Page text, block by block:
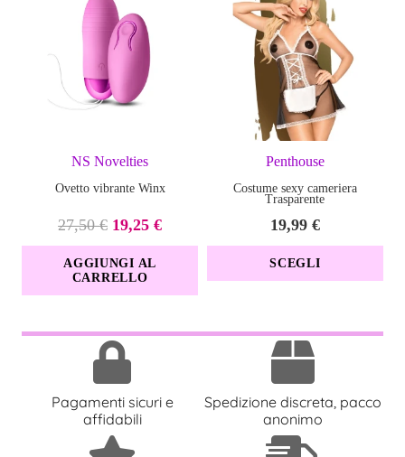
NS Novelties
Ovetto vibrante Winx
27,50€ Il
prezzo
originale
era:
19,25€Il
prezzo
è:
AGGIUNGI AL
CARRELLO
Penthouse
Costume sexy cameriera
Trasparente
19,99 €
SCEGLI
più
Pagamenti sicuri e
affidabili
Spedizione discreta, pacco
anonimo